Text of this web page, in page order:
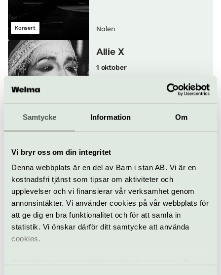
Samtycke Information Om
Vi bryr oss om din integritet
Denna webbplats är en del av Barn i stan AB. Vi är en
kostnadsfri tjänst som tipsar om aktiviteter och
upplevelser och vi finansierar vår verksamhet genom
annonsintäkter. Vi använder cookies på vår webbplats för
att ge dig en bra funktionalitet och för att samla in
statistik. Vi önskar därför ditt samtycke att använda
cookies.
Konsert Nalen
Allie X
1 oktober
Nalen
Konsert
2 oktober
80 år